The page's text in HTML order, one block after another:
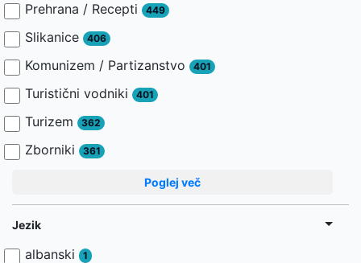
Prehrana / Recepti 449
Slikanice 406
Komunizem / Partizanstvo 401
Turistični vodniki 401
Turizem 362
Zborniki 361
Poglej več
Jezik
albanski 1